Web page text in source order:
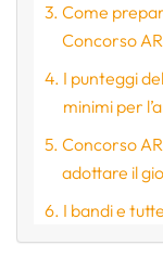
Come
Concorso
I punteggi
minimi per
Concorso
adottare il
I bandi e